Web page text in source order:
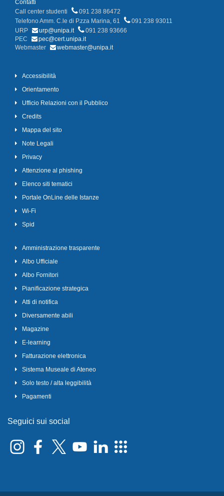
Contatti
Call center studenti
091 238 86472
Telefono Amm. C.le di P.zza Marina, 61
091 238 93011
URP
urp@unipa.it
091 238 93666
PEC
pec@cert.unipa.it
Webmaster
webmaster@unipa.it
Accessibilità
Orientamento
Ufficio Relazioni con il Pubblico
Credits
Mappa del sito
Note Legali
Privacy
Attenzione al phishing
Elenco siti tematici
Portale OnLine delle Istanze
Wi-Fi
Spid
Amministrazione trasparente
Albo Ufficiale
Albo Fornitori
Pianificazione strategica
Atti di notifica
Diversamente abili
Magazine
E-learning
Fatturazione elettronica
Sistema Museale di Ateneo
Solo testo / alta leggibilità
Pagamenti
Seguici sui social